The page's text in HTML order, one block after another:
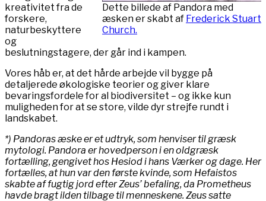
Dette billede af Pandora med
æsken er skabt af Frederick Stuart
Church.
kreativitet fra de
forskere,
naturbeskyttere
og
beslutningstagere, der går ind i kampen.
Vores håb er, at det hårde arbejde vil bygge på
detaljerede økologiske teorier og giver klare
bevaringsfordele for al biodiversitet – og ikke kun
muligheden for at se store, vilde dyr strejfe rundt i
landskabet.
*) Pandoras æske er et udtryk, som henviser til græsk
mytologi. Pandora er hovedperson i en oldgræsk
fortælling, gengivet hos Hesiod i hans Værker og dage. Her
fortælles, at hun var den første kvinde, som Hefaistos
skabte af fugtig jord efter Zeus’ befaling, da Prometheus
havde bragt ilden tilbage til menneskene. Zeus satte